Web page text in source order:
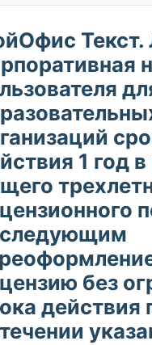
Текст.
1 год
без
действия